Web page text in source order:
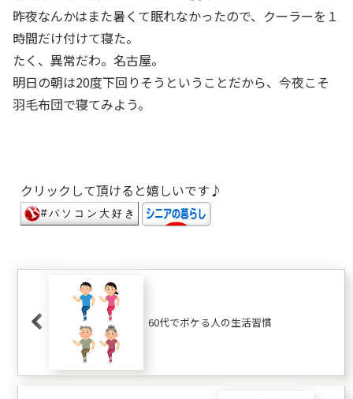
昨夜なんかはまた暑くて眠れなかったので、クーラーを１
時間だけ付けて寝た。
たく、異常だわ。名古屋。
明日の朝は20度下回りそうということだから、今夜こそ
羽毛布団で寝てみよう。
クリックして頂けると嬉しいです♪
60代でボケる人の生活習慣